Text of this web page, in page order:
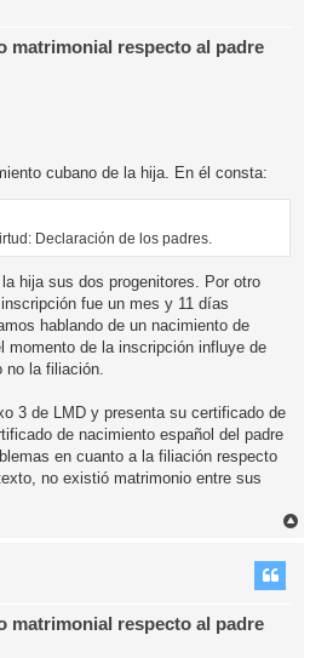
matrimonial respecto al padre
cubano de la hija. En él consta:
Declaración de los padres.
hija sus dos progenitores. Por otro
fue un mes y 11 días
hablando de un nacimiento de
momento de la inscripción influye de
no la filiación.
3 de LMD y presenta su certificado de
de nacimiento español del padre
en cuanto a la filiación respecto
no existió matrimonio entre sus
matrimonial respecto al padre